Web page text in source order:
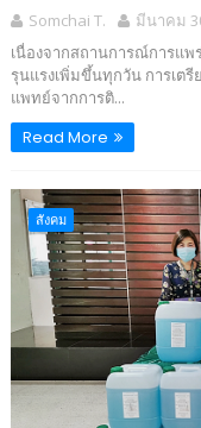
Somchai T.
มีนาคม
เนื่องจากสถานการณ์การแพ
รุนแรงเพิ่มขึ้นทุกวัน การเต
แพทย์จากการติ...
Read More
สังคม